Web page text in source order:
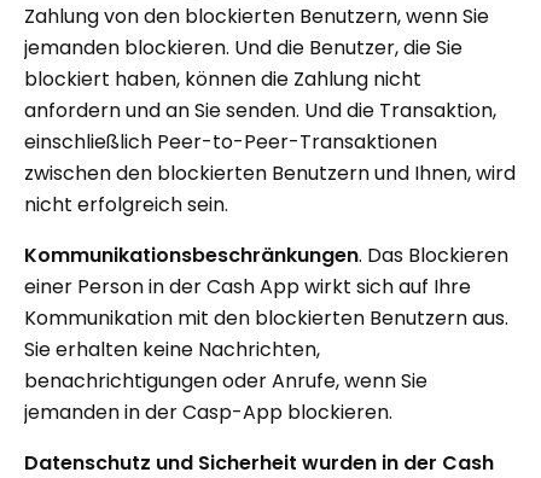
Zahlung von den blockierten Benutzern, wenn Sie
jemanden blockieren. Und die Benutzer, die Sie
blockiert haben, können die Zahlung nicht
anfordern und an Sie senden. Und die Transaktion,
einschließlich Peer-to-Peer-Transaktionen
zwischen den blockierten Benutzern und Ihnen, wird
nicht erfolgreich sein.
Kommunikationsbeschränkungen. Das Blockieren
einer Person in der Cash App wirkt sich auf Ihre
Kommunikation mit den blockierten Benutzern aus.
Sie erhalten keine Nachrichten,
benachrichtigungen oder Anrufe, wenn Sie
jemanden in der Casp-App blockieren.
Datenschutz und Sicherheit wurden in der Cash